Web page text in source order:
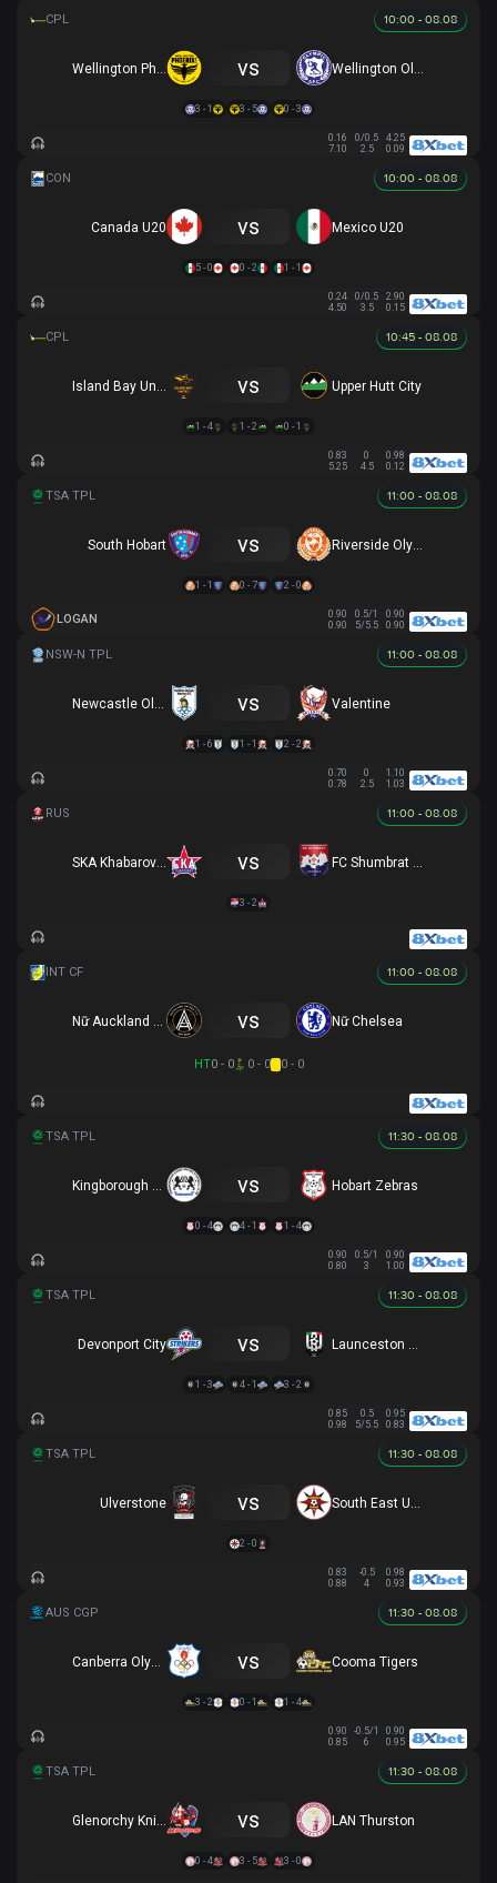
10:00 - 08.08
vs
3 - 1 3 - 5 0 - 3
0.16 0/0.5
4.25
7.10
2.5 0.09
10:00 - 08.08
Canada U20 vs Mexico U20
5 - 0 0 - 2 1 - 1
0.24 0/0.5
2.90
4.50
3.5 0.15
10:45 - 08.08
vs Upper Hutt City
1 - 4 1 - 2 0 - 1
0.83 0
0.98
5.25
4.5 0.12
11:00 - 08.08
South Hobart vs Riverside Olympic
1 - 1 0 - 7 2 - 0
LOGAN 0.90 0.5/1
0.90
0.90
5/5.5 0.90
11:00 - 08.08
vs Valentine
1 - 6 1 - 1 2 - 2
0.70 0
1.10
0.78
2.5 1.03
11:00 - 08.08
SKA Khabarovsk-2 vs
3 - 2
11:00 - 08.08
vs Nữ Chelsea
HT0 - 0 0 - 0 0 - 0
11:30 - 08.08
vs Hobart Zebras
0 - 4 4 - 1 1 - 4
0.90 0.5/1
0.90
0.80
3 1.00
11:30 - 08.08
Devonport City vs
1 - 3 4 - 1 3 - 2
0.85 0.5
0.95
0.98
5/5.5 0.83
11:30 - 08.08
Ulverstone vs
2 - 0
0.83 -0.5
0.98
0.88
4 0.93
11:30 - 08.08
Canberra Olympic vs Cooma Tigers
3 - 2 0 - 1 1 - 4
0.90 -0.5/1
0.90
0.85
6 0.95
11:30 - 08.08
vs LAN Thurston
0 - 4 3 - 5 3 - 0